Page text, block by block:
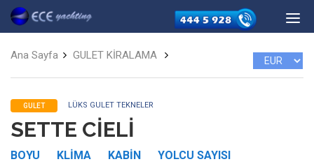
Ana Sayfa GULET KİRALAMA
GULET LÜKS GULET TEKNELER
SETTE CİELİ
BOYU KLIMA KABIN YOLCU SAYISI